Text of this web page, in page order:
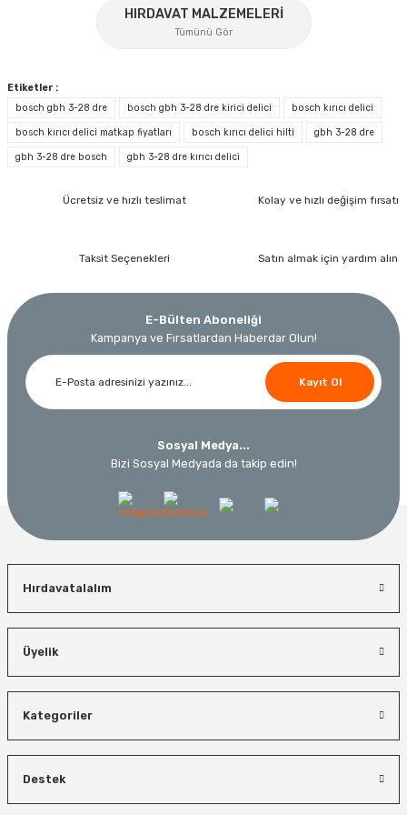
Gönder
İzeltaş 1613 06 4020 Cırcırlı Tork Anahtarı 1/2'' 40-200 Nm
Ücretsiz Nakliye
Bosch GLM 40 Lazerli Uzaklık Ölçer-Lazer Metre 40Mt
Ücretsiz Nakliye
3.000,00 TL
Bosch Ölçme
Demiriz DCP-3 Bakır Boru Kaynak Makinesi 3 kVA
10.320,55 TL
HIRDAVAT MALZEMELERİ
Tümünü Gör
Nora Mıknatıslı Su Terazisi 40 Cm
230,40 TL
Bosch El Aletleri
450,00 TL
Etiketler :
bosch gbh 3-28 dre
bosch gbh 3-28 dre kirici delici bosch kırıcı delici
bosch kırıcı delici matkap fiyatları bosch kırıcı delici hilti gbh 3-28 dre
gbh 3-28 dre bosch gbh 3-28 dre kırıcı delici
Ücretsiz ve hızlı teslimat Kolay ve hızlı değişim fırsatı
Taksit Seçenekleri Satın almak için yardım alın
E-Bülten Aboneliği
Kampanya ve Fırsatlardan Haberdar Olun!
Kayıt Ol
Sosyal Medya...
Bizi Sosyal Medyada da takip edin!
Hırdavatalalım
Üyelik
Kategoriler
Destek